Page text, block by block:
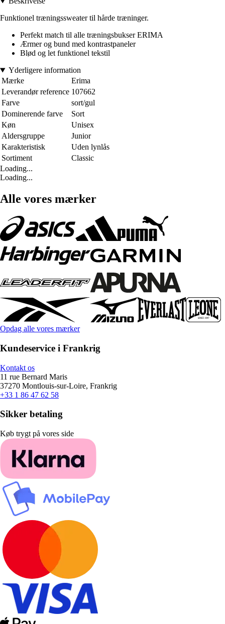
Funktionel træningssweater til hårde træninger.
Perfekt match til alle træningsbukser ERIMA
Ærmer og bund med kontrastpaneler
Blød og let funktionel tekstil
Yderligere information
Mærke
Erima
Leverandør reference 107662
Farve
sort/gul
Dominerende farve
Sort
Køn
Unisex
Aldersgruppe
Junior
Karakteristisk
Uden lynlås
Sortiment
Classic
Loading...
Loading...
Alle vores mærker
Opdag alle vores mærker
Kundeservice i Frankrig
Kontakt os
11 rue Bernard Maris
37270 Montlouis-sur-Loire, Frankrig
+33 1 86 47 62 58
Sikker betaling
Køb trygt på vores side